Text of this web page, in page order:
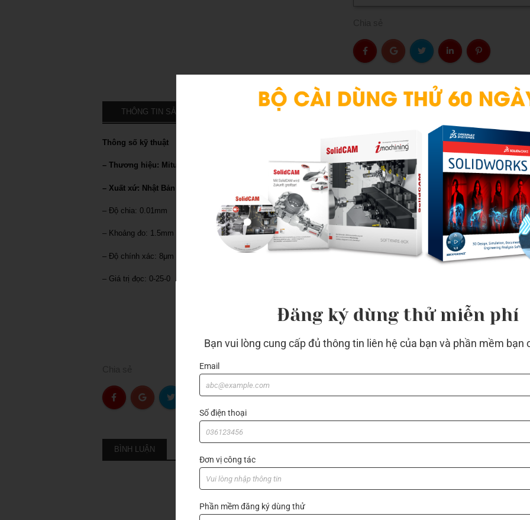
THÔNG TIN SẢN PHẨM BÌNH LUẬN
Thông số kỹ thuật
– Thương hiệu: Mitutoyo
– Xuất xứ: Nhật Bản
– Độ chia: 0.01mm
– Khoảng đo: 1.5mm
– Độ chính xác: 8μm
– Giá trị đọc: 0-25-0
YÊU CẦU BÁO GIÁ TƯ VẤN
BÌNH LUẬN
Đăng ký dùng thử miễn phí
Bạn vui lòng cung cấp đủ thông tin liên hệ của bạn và phần mềm bạn
Email
Số điện thoại
Đơn vị công tác
Phần mềm đăng ký dùng thử